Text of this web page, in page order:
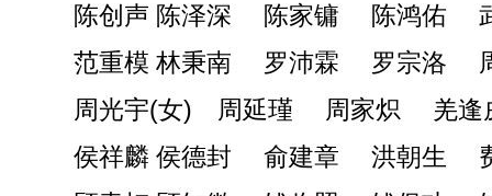
陈创声 陈泽深 陈家镛 陈鸿佑
范重模 林秉南 罗沛霖 罗宗洛
周光宇(女) 周延瑾 周家炽 羌
侯祥麟 侯德封 俞建章 洪朝生